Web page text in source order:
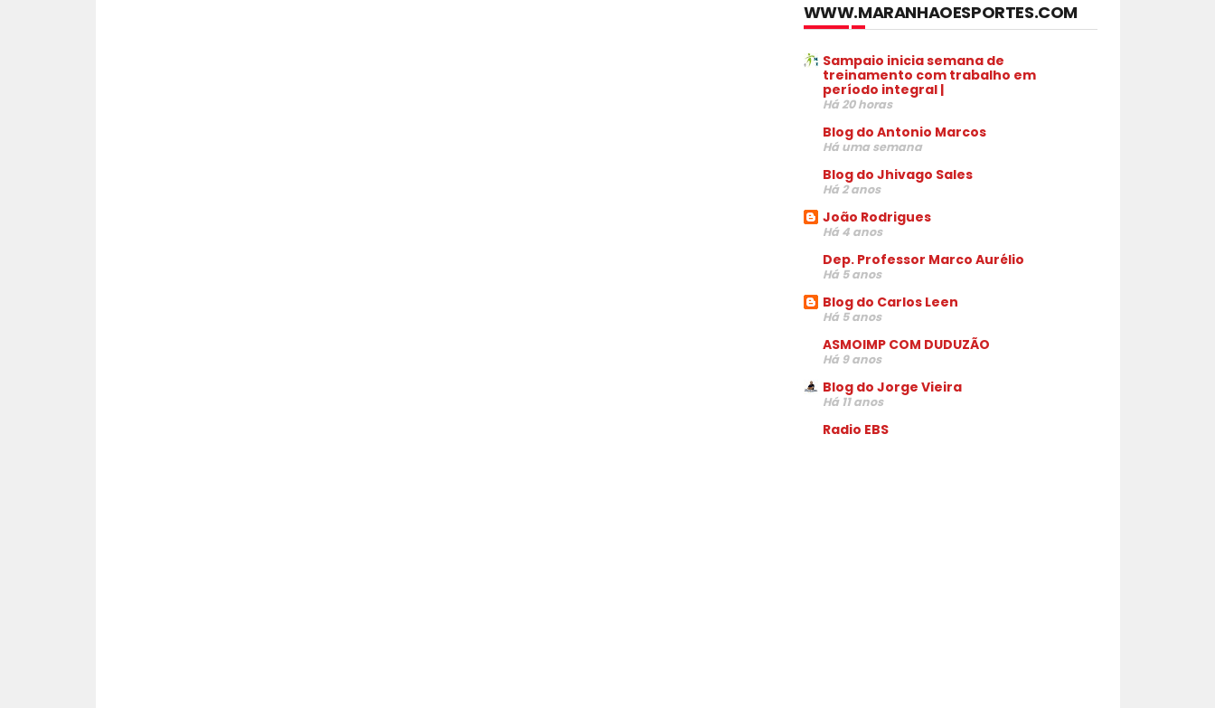
WWW.MARANHAOESPORTES.COM
Sampaio inicia semana de
treinamento com trabalho em
período integral |
Há 20 horas
Blog do Antonio Marcos
Há uma semana
Blog do Jhivago Sales
Há 2 anos
João Rodrigues
Há 4 anos
Dep. Professor Marco Aurélio
Há 5 anos
Blog do Carlos Leen
Há 5 anos
ASMOIMP COM DUDUZÃO
Há 9 anos
Blog do Jorge Vieira
Há 11 anos
Radio EBS